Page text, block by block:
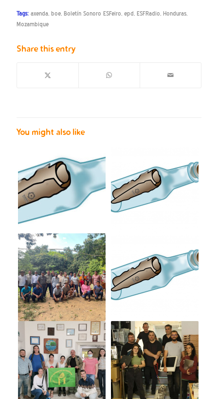
Tags: axenda, boe, Boletín Sonoro ESFeiro, epd, ESFRadio, Honduras,
Mozambique
Share this entry
You might also like